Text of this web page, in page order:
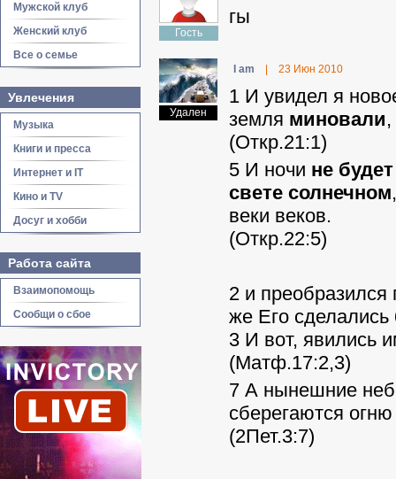
Мужской клуб
Женский клуб
Все о семье
Увлечения
Музыка
Книги и пресса
Интернет и IT
Кино и TV
Досуг и хобби
Работа сайта
Взаимопомощь
Сообщи о сбое
Гость
гы
Удален
I am 23 Июн 2010
1 И увидел я
земля миновали
(Откр.21:1)
5 И ночи не будет
свете солнечном
веки веков.
(Откр.22:5)
2 и
же Его сделались
3 И вот, явились
(Матф.17:2,3)
7 А нынешние
сберегаются
(2Пет.3:7)